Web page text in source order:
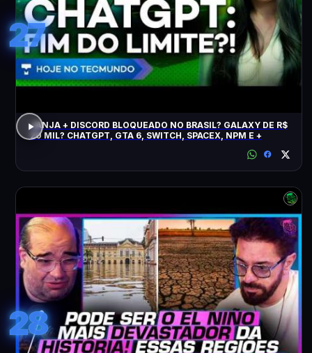
27
JANJA + DISCORD BLOQUEADO NO BRASIL? GALAXY DE R$
20 MIL? CHATGPT, GTA 6, SWITCH, SPACEX, NPM E +
28